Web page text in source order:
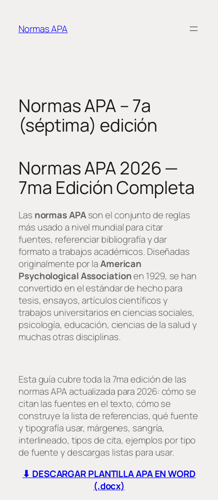
contenido
Normas APA
Normas APA – 7a
(séptima) edición
Normas APA 2026 —
7ma Edición Completa
Las normas APAson el conjunto de reglas
más usado a nivel mundial para citar
fuentes, referenciar bibliografía y dar
formato a trabajos académicos. Diseñadas
originalmente por laAmerican
Psychological Associationen 1929, se han
convertido en el estándar de hecho para
tesis, ensayos, artículos científicos y
trabajos universitarios en ciencias sociales,
psicología, educación, ciencias de la salud y
muchas otras disciplinas.
Esta guía cubre toda la 7ma edición de las
normas APA actualizada para 2026: cómo se
citan las fuentes en el texto, cómo se
construye la lista de referencias, qué fuente
y tipografía usar, márgenes, sangría,
interlineado, tipos de cita, ejemplos por tipo
de fuente y descargas listas para usar.
⬇ DESCARGAR PLANTILLA APA EN WORD
(.docx)